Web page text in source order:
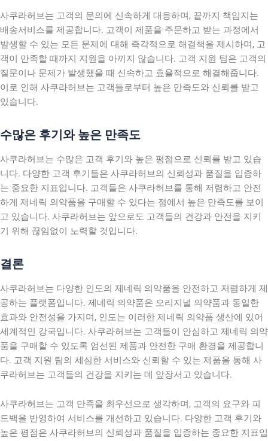
사쿠라허브는 고객의 문의에 신속하게 대응하며, 끝까지 책임지는
배송서비스를 제공합니다. 고객이 제품을 주문하고 받는 과정에서
발생할 수 있는 모든 문제에 대해 즉각적으로 해결책을 제시하며, 고
객이 만족할 때까지 지원을 아끼지 않습니다. 고객 지원 팀은 고객의
질문이나 문제가 발생했을 때 신속하고 효율적으로 해결해줍니다.
이로 인해 사쿠라허브는 고객들로부터 높은 만족도와 신뢰를 받고
있습니다.
수많은 후기와 높은 만족도
사쿠라허브는 수많은 고객 후기와 높은 평점으로 신뢰를 받고 있습
니다. 다양한 고객 후기들은 사쿠라허브의 신뢰성과 품질을 입증하
는 중요한 지표입니다. 고객들은 사쿠라허브를 통해 저렴하고 안전
하게 제네릭 의약품을 구매할 수 있다는 점에서 높은 만족도를 보이
고 있습니다. 사쿠라허브는 앞으로도 고객들의 건강과 안전을 지키
기 위해 끊임없이 노력할 것입니다.
결론
사쿠라허브는 다양한 인도의 제네릭 의약품을 안전하고 저렴하게 제
공하는 플랫폼입니다. 제네릭 의약품은 오리지널 의약품과 동일한
효과와 안전성을 가지며, 인도는 이러한 제네릭 의약품 생산에 있어
세계적인 강국입니다. 사쿠라허브는 고객들이 안심하고 제네릭 의약
품을 구매할 수 있도록 엄선된 제품과 안전한 구매 환경을 제공합니
다. 고객 지원 팀의 세심한 서비스와 신뢰할 수 있는 제품을 통해 사
쿠라허브는 고객들의 건강을 지키는 데 앞장서고 있습니다.
사쿠라허브는 고객 만족을 최우선으로 생각하며, 고객의 요구와 피
드백을 반영하여 서비스를 개선하고 있습니다. 다양한 고객 후기와
높은 평점은 사쿠라허브의 신뢰성과 품질을 입증하는 중요한 지표입